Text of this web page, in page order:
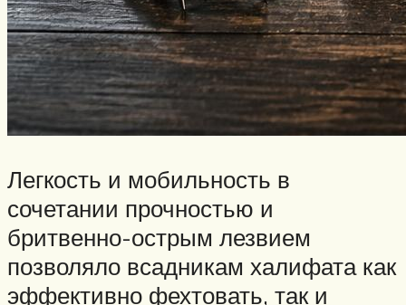
Легкость и мобильность в
сочетании прочностью и
бритвенно-острым лезвием
позволяло всадникам халифата как
эффективно фехтовать, так и